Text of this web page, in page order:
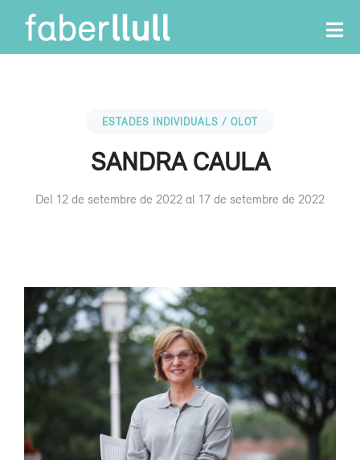
ESTADES INDIVIDUALS / OLOT
SANDRA CAULA
Del 12 de setembre de 2022 al 17 de setembre de 2022